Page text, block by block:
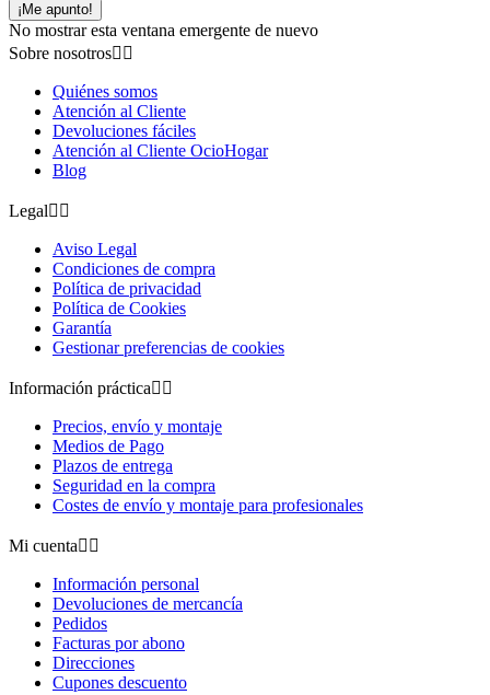
¡Me apunto!
No mostrar esta ventana emergente de nuevo
Sobre nosotros 
Quiénes somos
Atención al Cliente
Devoluciones fáciles
Atención al Cliente OcioHogar
Blog
Legal 
Aviso Legal
Condiciones de compra
Política de privacidad
Política de Cookies
Garantía
Gestionar preferencias de cookies
Información práctica 
Precios, envío y montaje
Medios de Pago
Plazos de entrega
Seguridad en la compra
Costes de envío y montaje para profesionales
Mi cuenta 
Información personal
Devoluciones de mercancía
Pedidos
Facturas por abono
Direcciones
Cupones descuento